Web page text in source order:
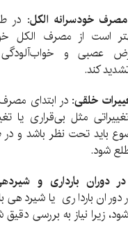
خودسرانه الکل: در
است از مصرف الکل
عصبی و
کند.
خلقی: در ابتدای
مثل بی‌قراری یا
باید تحت نظر باشد و
شود.
دوران بارداری و
بارداری یا شیردهی
زیرا نیاز به بررسی